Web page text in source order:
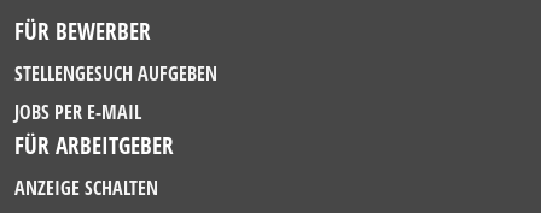
FÜR BEWERBER
STELLENGESUCH AUFGEBEN
JOBS PER E-MAIL
FÜR ARBEITGEBER
ANZEIGE SCHALTEN